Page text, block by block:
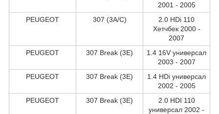
2001 - 2005
PEUGEOT
307 (3A/C)
2.0 HDi 110
Хетчбек 2000 -
2007
PEUGEOT
307 Break (3E)
1.4 16V универсал
2003 - 2007
PEUGEOT
307 Break (3E)
1.4 HDi универсал
2002 - 2005
PEUGEOT
307 Break (3E)
2.0 HDI 110
универсал 2002 -